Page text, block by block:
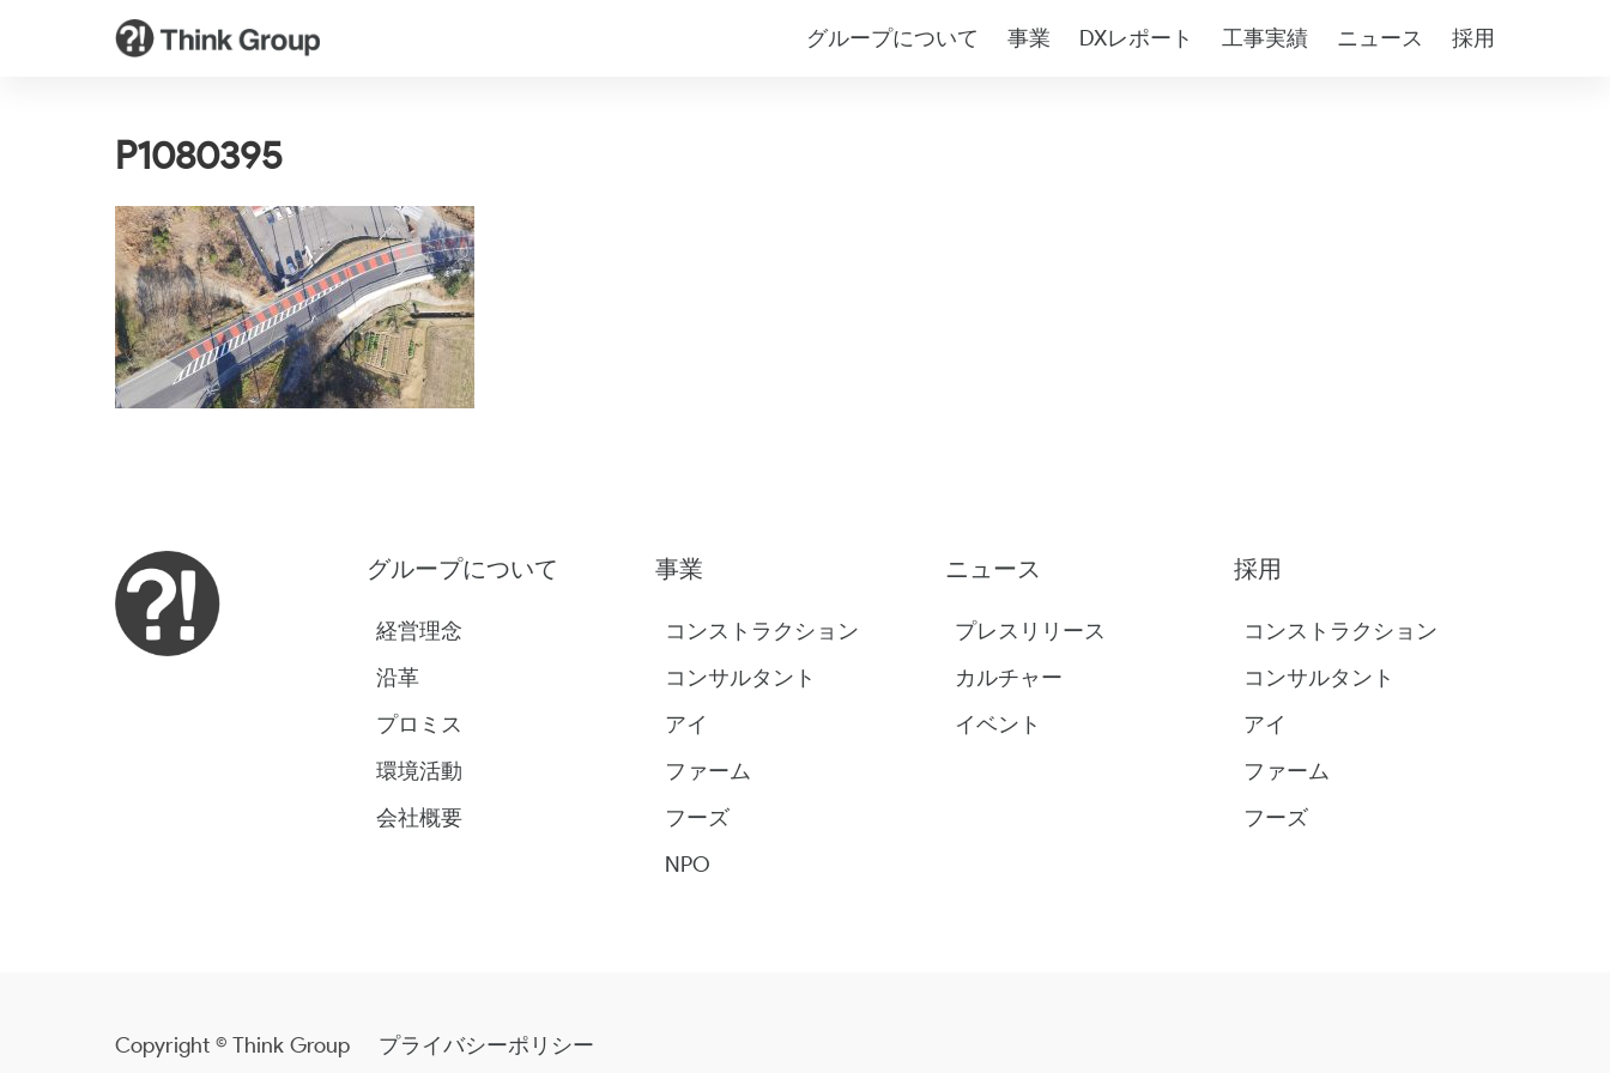
グループについて 事業 DXレポート 工事実績 ニュース 採用
P1080395
グループについて
経営理念
沿革
プロミス
環境活動
会社概要
事業
コンストラクション
コンサルタント
アイ
ファーム
フーズ
NPO
ニュース
プレスリリース
カルチャー
イベント
採用
コンストラクション
コンサルタント
アイ
ファーム
フーズ
Copyright © Think Group プライバシーポリシー